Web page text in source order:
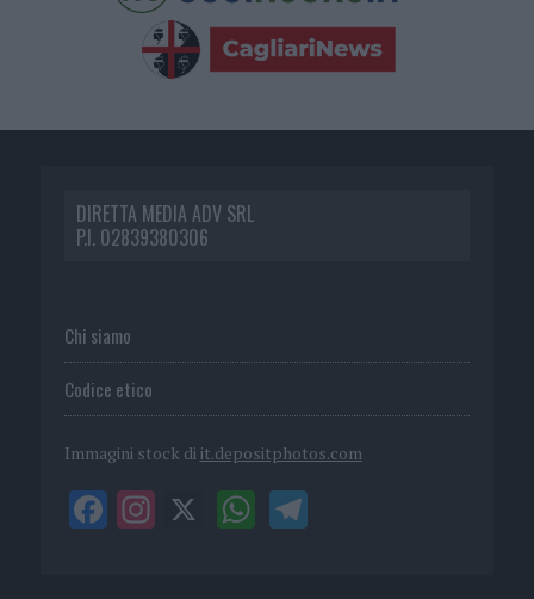
DIRETTA MEDIA ADV SRL
P.I. 02839380306
Chi siamo
Codice etico
Immagini stock di it.depositphotos.com